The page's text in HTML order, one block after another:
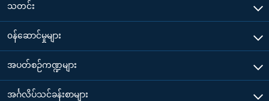
သတင်း
၀န်ဆောင်မှုများ
အပတ်စဉ်ကဏ္ဍများ
အင်္ဂလိပ်သင်ခန်းစာများ